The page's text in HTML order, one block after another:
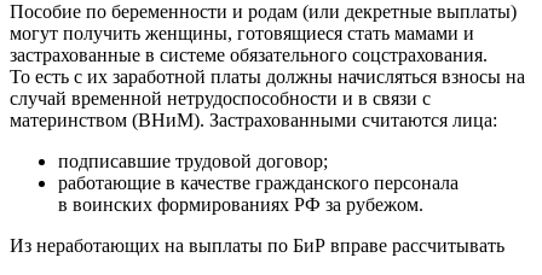
Пособие по беременности и родам (или декретные выплаты)
могут получить женщины, готовящиеся стать мамами и
застрахованные в системе обязательного соцстрахования.
То есть с их заработной платы должны начисляться взносы на
случай временной нетрудоспособности и в связи с
материнством (ВНиМ). Застрахованными считаются лица:
подписавшие трудовой договор;
работающие в качестве гражданского персонала
в воинских формированиях РФ за рубежом.
Из неработающих на выплаты по БиР вправе рассчитывать